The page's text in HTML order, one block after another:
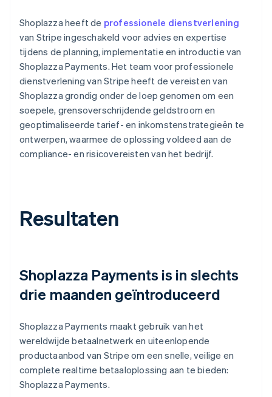
Shoplazza heeft de professionele dienstverlening
van Stripe ingeschakeld voor advies en expertise
tijdens de planning, implementatie en introductie van
Shoplazza Payments. Het team voor professionele
dienstverlening van Stripe heeft de vereisten van
Shoplazza grondig onder de loep genomen om een
soepele, grensoverschrijdende geldstroom en
geoptimaliseerde tarief- en inkomstenstrategieën te
ontwerpen, waarmee de oplossing voldeed aan de
compliance- en risicovereisten van het bedrijf.
Resultaten
Shoplazza Payments is in slechts
drie maanden geïntroduceerd
Shoplazza Payments maakt gebruik van het
wereldwijde betaalnetwerk en uiteenlopende
productaanbod van Stripe om een snelle, veilige en
complete realtime betaaloplossing aan te bieden:
Shoplazza Payments.